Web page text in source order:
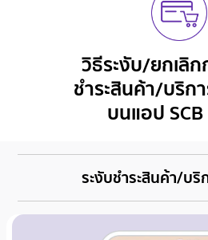
วิธีระงับ/ยกเลิก
ชำระสินค้า/บริก
บนแอป SCB
ระงับชำระสินค้า/บ